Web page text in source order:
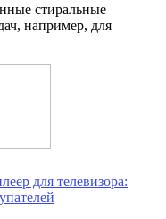
стиральные
например, для
для телевизора: